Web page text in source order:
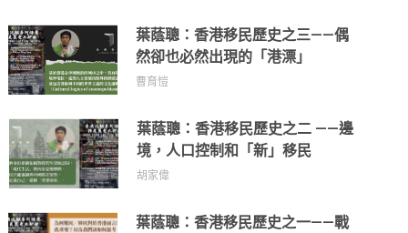
葉蔭聰：香港移民歷史之三——偶
然卻也必然出現的「港漂」
曹育愷
葉蔭聰：香港移民歷史之二 ——邊
境，人口控制和「新」移民
胡家偉
葉蔭聰：香港移民歷史之一——戰